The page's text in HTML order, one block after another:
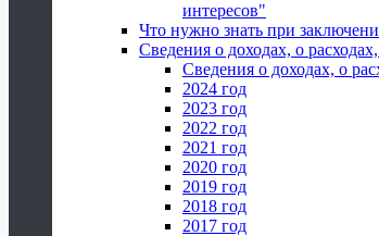
интересов"
Что нужно знать при
Сведения о доходах, о
Сведения о доходах, о
2024 год
2023 год
2022 год
2021 год
2020 год
2019 год
2018 год
2017 год